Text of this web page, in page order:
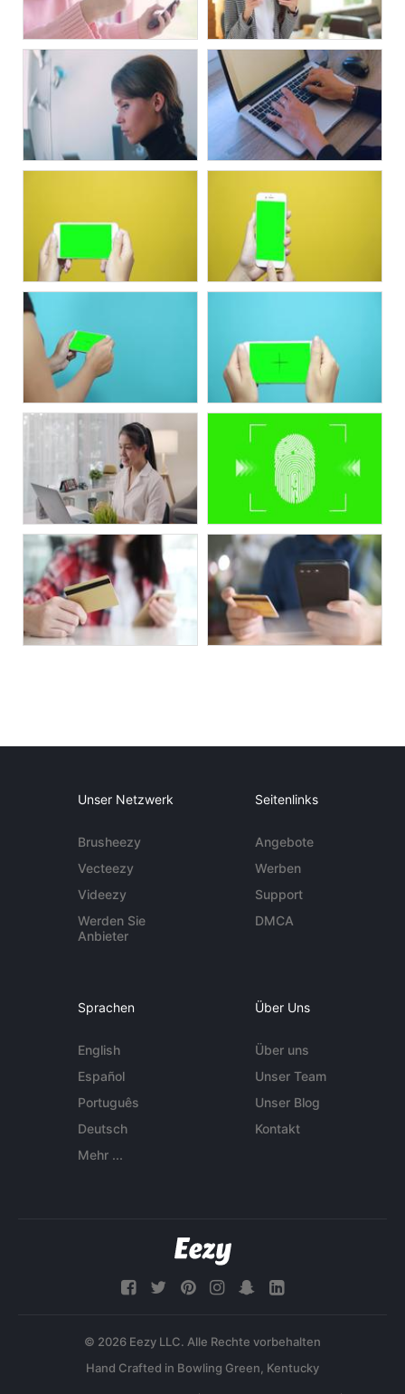
Unser Netzwerk
Brusheezy
Vecteezy
Videezy
Werden Sie
Anbieter
Seitenlinks
Angebote
Werben
Support
DMCA
Sprachen
English
Español
Português
Deutsch
Mehr ...
Über Uns
Über uns
Unser Team
Unser Blog
Kontakt
© 2026 Eezy LLC. Alle Rechte vorbehalten